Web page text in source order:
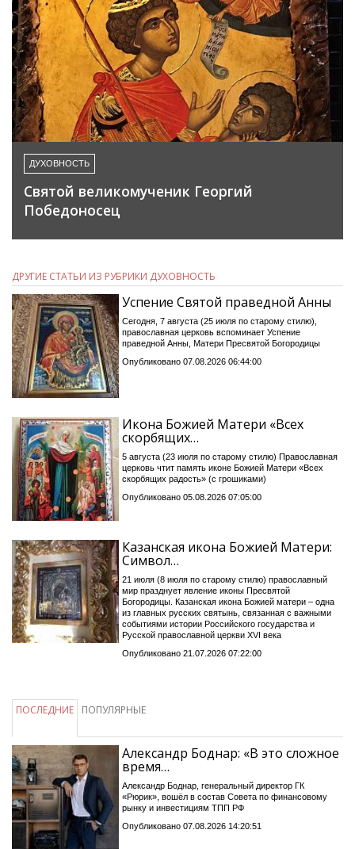
ДУХОВНОСТЬ
Святой великомученик Георгий
Победоносец
ДРУГИЕ СТАТЬИ ИЗ РУБРИКИ ДУХОВНОСТЬ
Успение Святой праведной Анны
Сегодня, 7 августа (25 июля по старому стилю),
православная церковь вспоминает Успение
праведной Анны, Матери Пресвятой Богородицы
Опубликовано 07.08.2026 06:44:00
Икона Божией Матери «Всех
скорбящих…
5 августа (23 июля по старому стилю) Православная
церковь чтит память иконе Божией Матери «Всех
скорбящих радость» (с грошиками)
Опубликовано 05.08.2026 07:05:00
Казанская икона Божией Матери:
Символ…
21 июля (8 июля по старому стилю) православный
мир празднует явление иконы Пресвятой
Богородицы. Казанская икона Божией матери – одна
из главных русских святынь, связанная с важными
событиями истории Российского государства и
Русской православной церкви XVI века
Опубликовано 21.07.2026 07:22:00
ПОСЛЕДНИЕ ПОПУЛЯРНЫЕ
Александр Боднар: «В это сложное
время…
Александр Боднар, генеральный директор ГК
«Рюрик», вошёл в состав Совета по финансовому
рынку и инвестициям ТПП РФ
Опубликовано 07.08.2026 14:20:51